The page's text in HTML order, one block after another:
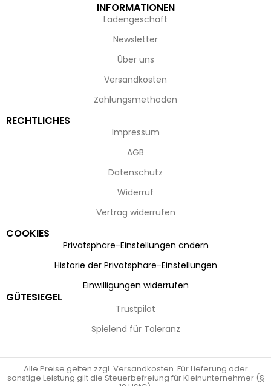
INFORMATIONEN
Ladengeschäft
Newsletter
Über uns
Versandkosten
Zahlungsmethoden
RECHTLICHES
Impressum
AGB
Datenschutz
Widerruf
Vertrag widerrufen
COOKIES
Privatsphäre-Einstellungen ändern
Historie der Privatsphäre-Einstellungen
Einwilligungen widerrufen
GÜTESIEGEL
Trustpilot
Spielend für Toleranz
Alle Preise gelten zzgl. Versandkosten. Für Lieferung oder
sonstige Leistung gilt die Steuerbefreiung für Kleinunternehmer (§